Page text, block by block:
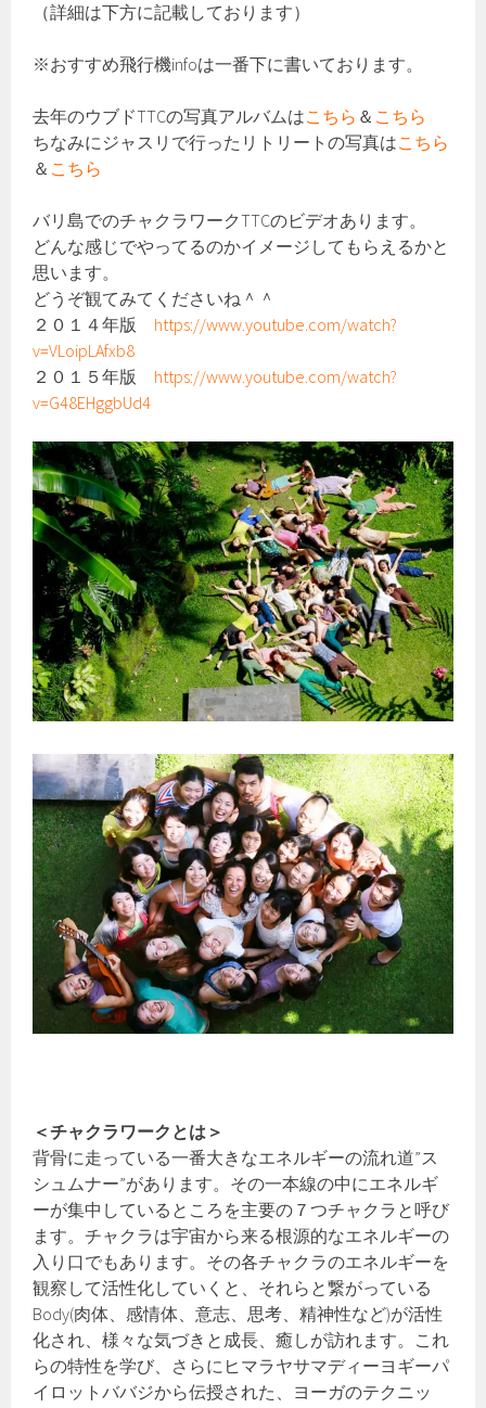
（詳細は下方に記載しております）
※おすすめ飛行機infoは一番下に書いております。
去年のウブドTTCの写真アルバムはこちら ＆ こちら
ちなみにジャスリで行ったリトリートの写真はこちら
＆ こちら
バリ島でのチャクラワークTTCのビデオあります。
どんな感じでやってるのかイメージしてもらえるかと
思います。
どうぞ観てみてくださいね＾＾
２０１４年版 https://www.youtube.com/watch?
v=VLoipLAfxb8
２０１５年版 https://www.youtube.com/watch?
v=G48EHggbUd4
＜チャクラワークとは＞
背骨に走っている一番大きなエネルギーの流れ道”ス
シュムナー”があります。その一本線の中にエネルギ
ーが集中しているところを主要の７つチャクラと呼び
ます。チャクラは宇宙から来る根源的なエネルギーの
入り口でもあります。その各チャクラのエネルギーを
観察して活性化していくと、それらと繋がっている
Body(肉体、感情体、意志、思考、精神性など)が活性
化され、様々な気づきと成長、癒しが訪れます。これ
らの特性を学び、さらにヒマラヤサマディーヨギーパ
イロットババジから伝授された、ヨーガのテクニッ